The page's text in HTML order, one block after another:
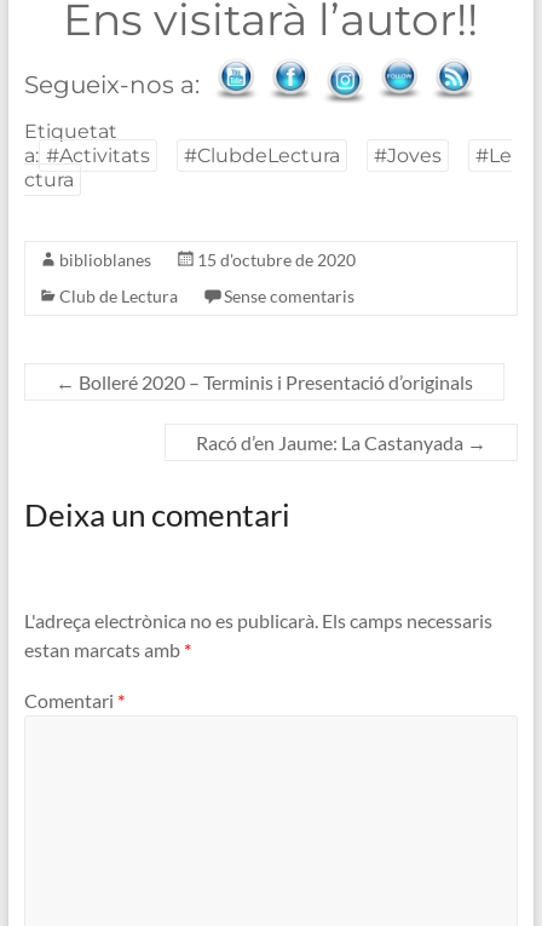
Ens visitarà l’autor!!
Segueix-nos a:
Etiquetat
a: #Activitats #ClubdeLectura #Joves
#Le
ctura
biblioblanes
15 d'octubre de 2020
Club de Lectura
Sense comentaris
← Bolleré 2020 – Terminis i Presentació d’originals
Racó d’en Jaume: La Castanyada →
Deixa un comentari
L'adreça electrònica no es publicarà. Els camps necessaris
estan marcats amb *
Comentari *